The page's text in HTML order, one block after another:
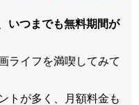
いつまでも無料期間が
ライフを満喫してみて
トが多く、月額料金も